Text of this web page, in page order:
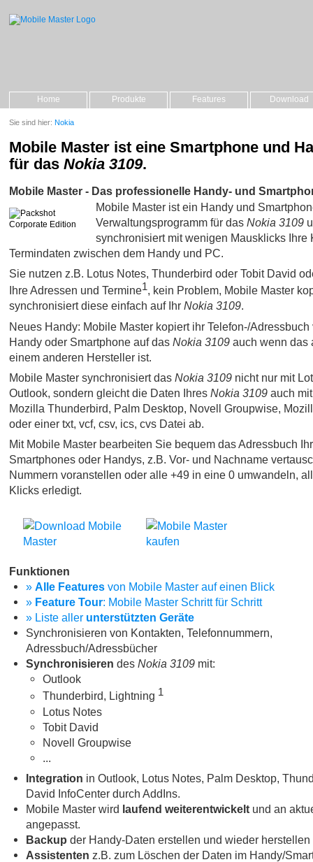
Home Produkte Features Download
Mobile Master ist eine Smartphone und
für das Nokia 3109.
Mobile Master - Das professionelle Handy- und
Mobile Master ist ein Handy und
Verwaltungsprogramm für das Nokia 3109
synchronisiert mit wenigen Mausklicks Ihre
Termindaten zwischen dem Handy und PC.
Sie nutzen z.B. Lotus Notes, Thunderbird oder Tobit David
Ihre Adressen und Termine1, kein Problem, Mobile Master
synchronisiert diese einfach auf Ihr Nokia 3109.
Neues Handy: Mobile Master kopiert ihr Telefon-/Adressbuch
Handy oder Smartphone auf das Nokia 3109 auch wenn das
einem anderen Hersteller ist.
Mobile Master synchronisiert das Nokia 3109 nicht nur mit
Outlook, sondern gleicht die Daten Ihres Nokia 3109 auch
Mozilla Thunderbird, Palm Desktop, Novell Groupwise,
oder einer txt, vcf, csv, ics, cvs Datei ab.
Mit Mobile Master bearbeiten Sie bequem das Adressbuch
Smartphones oder Handys, z.B. Vor- und Nachname
Nummern voranstellen oder alle +49 in eine 0 umwandeln,
Klicks erledigt.
Funktionen
» Alle Features von Mobile Master auf einen Blick
» Feature Tour: Mobile Master Schritt für Schritt
» Liste aller unterstützten Geräte
Synchronisieren von Kontakten, Telefonnummern,
Adressbuch/Adressbücher
Synchronisieren des Nokia 3109 mit:
Outlook
Thunderbird, Lightning 1
Lotus Notes
Tobit David
Novell Groupwise
...
Integration in Outlook, Lotus Notes, Palm Desktop,
David InfoCenter durch AddIns.
Mobile Master wird laufend weiterentwickelt und an
angepasst.
Backup der Handy-Daten erstellen und wieder herstellen
Assistenten z.B. zum Löschen der Daten im Handy/
Sie sind hier: Nokia